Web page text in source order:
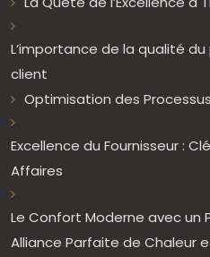
L’importance de la qualité
client
Optimisation des
Excellence du Fournisseur :
Affaires
Le Confort Moderne avec un
Alliance Parfaite de Chaleur